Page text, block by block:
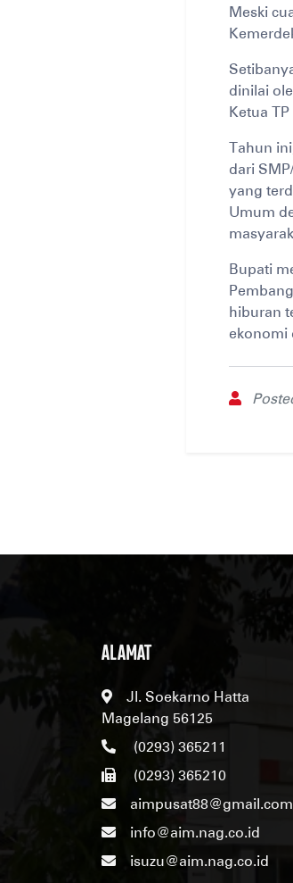
Meski
dinilai
Ketua
Tahun
dari
yang
Umum
Bupati
hiburan
ekonomi
ALAMAT
Jl. Soekarno Hatta
Magelang 56125
(0293) 365211
(0293) 365210
aimpusat88@gmail.com
info@aim.nag.co.id
isuzu@aim.nag.co.id